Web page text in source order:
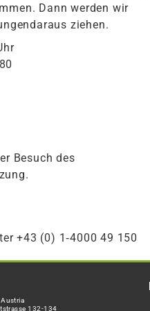
Dann werden wir
ziehen.
Besuch des
+43 (0) 1‑4000 49 150
132-134